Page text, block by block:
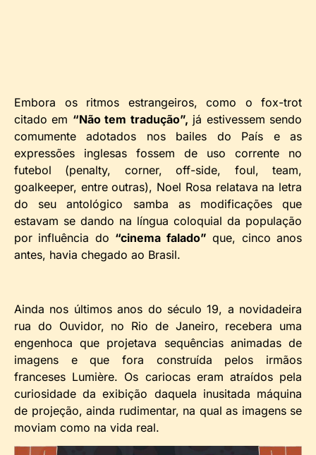
Embora os ritmos estrangeiros, como o fox-trot
citado em “Não tem tradução”, já estivessem sendo
comumente adotados nos bailes do País e as
expressões inglesas fossem de uso corrente no
futebol (penalty, corner, off-side, foul, team,
goalkeeper, entre outras), Noel Rosa relatava na letra
do seu antológico samba as modificações que
estavam se dando na língua coloquial da população
por influência do “cinema falado” que, cinco anos
antes, havia chegado ao Brasil.
Ainda nos últimos anos do século 19, a novidadeira
rua do Ouvidor, no Rio de Janeiro, recebera uma
engenhoca que projetava sequências animadas de
imagens e que fora construída pelos irmãos
franceses Lumière. Os cariocas eram atraídos pela
curiosidade da exibição daquela inusitada máquina
de projeção, ainda rudimentar, na qual as imagens se
moviam como na vida real.